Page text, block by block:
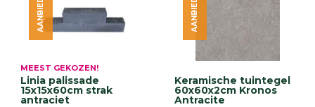
MEEST GEKOZEN!
Linia palissade
15x15x60cm strak
antraciet
Keramische tuintegel
60x60x2cm Kronos
Antracite